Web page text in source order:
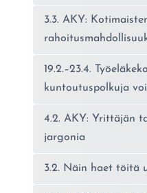
3.3. AKY:
19.2.–23.4.
kuntoutuspolkuja
4.2. AKY: Yrittäjän
jargonia
3.2. Näin haet töitä